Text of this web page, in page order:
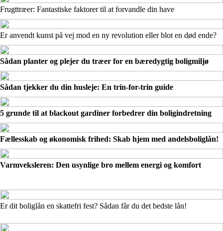
Frugttræer: Fantastiske faktorer til at forvandle din have
Er anvendt kunst på vej mod en ny revolution eller blot en død ende?
Sådan planter og plejer du træer for en bæredygtig boligmiljø
Sådan tjekker du din husleje: En trin-for-trin guide
5 grunde til at blackout gardiner forbedrer din boligindretning
Fællesskab og økonomisk frihed: Skab hjem med andelsboliglån!
Varmveksleren: Den usynlige bro mellem energi og komfort
Er dit boliglån en skattefri fest? Sådan får du det bedste lån!